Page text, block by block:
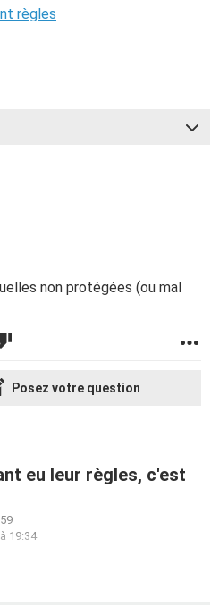
règles
non protégées (ou mal
Posez votre question
eu leur règles, c'est
19:34